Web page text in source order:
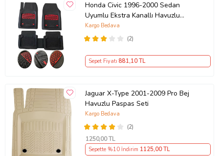
Honda Civic 1996-2000 Sedan
Uyumlu Ekstra Kanallı Havuzlu
Paspas Seti Krom Kırmızı 4D
(2)
Kargo Bedava
Sepet Fiyatı 881,10 TL
Jaguar X-Type 2001-2009 Pro Bej
Havuzlu Paspas Seti
(2)
Kargo Bedava
1250,00 TL
Sepette %10 İndirim 1125,00 TL